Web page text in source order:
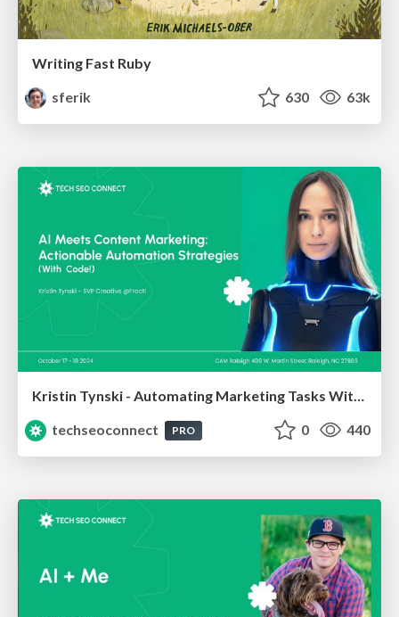
Writing Fast Ruby
sferik
630 63k
Kristin Tynski - Automating Marketing Tasks With AI
techseoconnect
PRO 0 440